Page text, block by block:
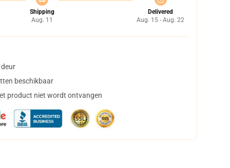
Shipping
Aug. 11
Delivered
Aug. 15 - Aug. 22
beschikbaar
product niet wordt ontvangen